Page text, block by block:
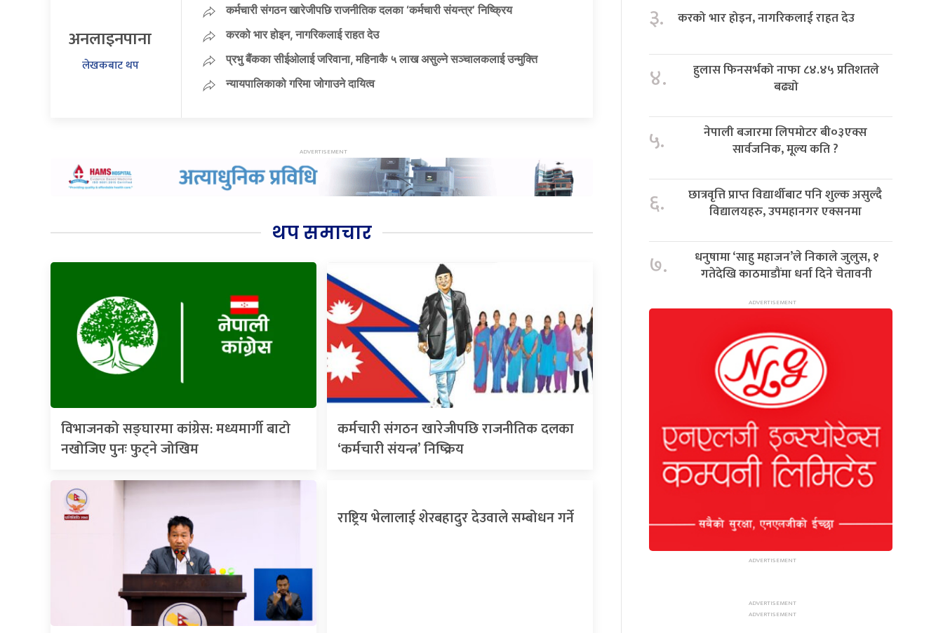
अनलाइनपाना
लेखकबाट थप
कर्मचारी संगठन खारेजीपछि राजनीतिक दलका ‘कर्मचारी संयन्त्र’ निष्क्रिय
करको भार होइन, नागरिकलाई राहत देउ
प्रभु बैंकका सीईओलाई जरिवाना, महिनाकै ५ लाख असुल्ने सञ्चालकलाई उन्मुक्ति
न्यायपालिकाको गरिमा जोगाउने दायित्व
थप समाचार
विभाजनको सङ्घारमा कांग्रेस: मध्यमार्गी बाटो
नखोजिए पुनः फुट्ने जोखिम
कर्मचारी संगठन खारेजीपछि राजनीतिक दलका
‘कर्मचारी संयन्त्र’ निष्क्रिय
राष्ट्रिय भेलालाई शेरबहादुर देउवाले सम्बोधन गर्ने
३. करको भार होइन, नागरिकलाई राहत देउ
४.
हुलास फिनसर्भको नाफा ८४.४५ प्रतिशतले
बढ्यो
५.
नेपाली बजारमा लिपमोटर बी०३एक्स
सार्वजनिक, मूल्य कति ?
६.
छात्रवृत्ति प्राप्त विद्यार्थीबाट पनि शुल्क असुल्दै
विद्यालयहरु, उपमहानगर एक्सनमा
७.
धनुषामा ‘साहु महाजन’ले निकाले जुलुस, १
गतेदेखि काठमाडौंमा धर्ना दिने चेतावनी